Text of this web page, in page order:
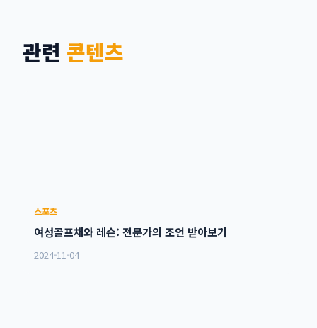
관련 콘텐츠
스포츠
여성골프채와 레슨: 전문가의 조언 받아보기
2024-11-04